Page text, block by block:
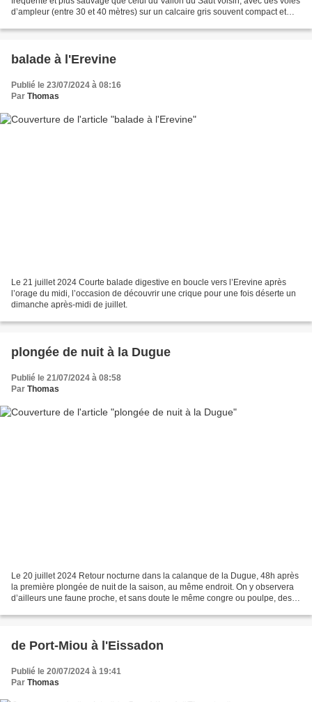
d’ampleur (entre 30 et 40 mètres) sur un calcaire gris souvent compact et
balade à l'Erevine
Publié le 23/07/2024 à 08:16
Par Thomas
Le 21 juillet 2024 Courte balade digestive en boucle vers l’Erevine après
l’orage du midi, l’occasion de découvrir une crique pour une fois déserte un
dimanche après-midi de juillet.
plongée de nuit à la Dugue
Publié le 21/07/2024 à 08:58
Par Thomas
Le 20 juillet 2024 Retour nocturne dans la calanque de la Dugue, 48h après
la première plongée de nuit de la saison, au même endroit. On y observera
d’ailleurs une faune proche, et sans doute le même congre ou poulpe, des
de Port-Miou à l'Eissadon
Publié le 20/07/2024 à 19:41
Par Thomas